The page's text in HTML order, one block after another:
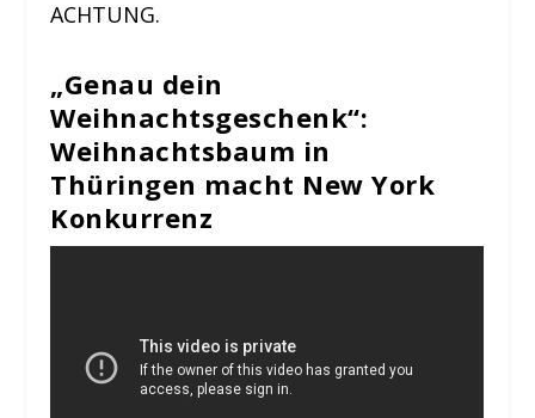
ACHTUNG.
„Genau dein
Weihnachtsgeschenk“:
Weihnachtsbaum in
Thüringen macht New York
Konkurrenz